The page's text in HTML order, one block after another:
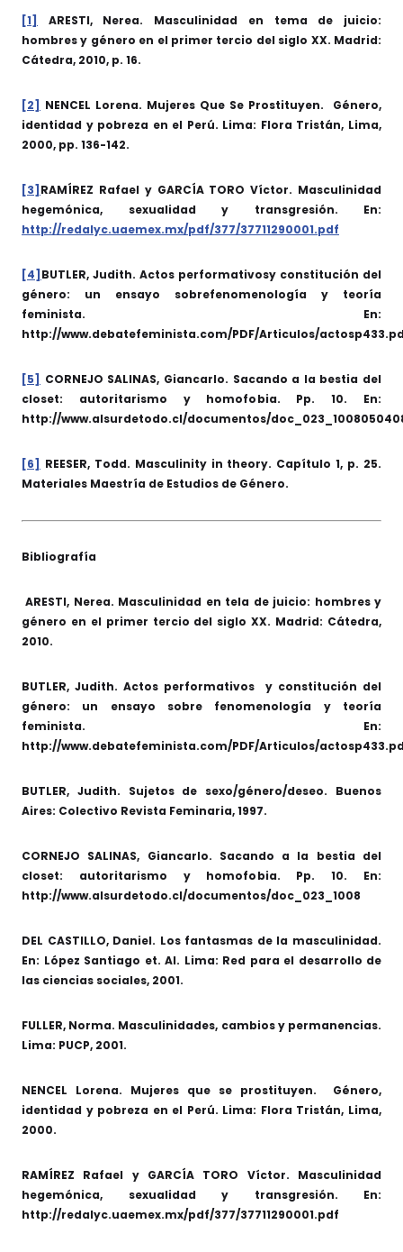
[1]
ARESTI, Nerea. Masculinidad en tema de juicio:
hombres y género en el primer tercio del siglo XX. Madrid:
Cátedra, 2010, p. 16.
[2] NENCEL Lorena. Mujeres Que Se Prostituyen. Género,
identidad y pobreza en el Perú. Lima: Flora Tristán, Lima,
2000, pp. 136-142.
[3] RAMÍREZ Rafael y GARCÍA TORO Víctor. Masculinidad
hegemónica, sexualidad y transgresión. En:
http://redalyc.uaemex.mx/pdf/377/37711290001.pdf
[4] BUTLER, Judith. Actos performativosy constitución del
género: un ensayo sobrefenomenología y teoría
feminista. En:
http://www.debatefeminista.com/PDF/Articulos/
[5] CORNEJO SALINAS, Giancarlo. Sacando a la bestia del
closet: autoritarismo y homofobia. Pp. 10. En:
http://www.alsurdetodo.cl/documentos/
[6] REESER, Todd. Masculinity in theory. Capítulo 1, p. 25.
Materiales Maestría de Estudios de Género.
Bibliografía
ARESTI, Nerea. Masculinidad en tela de juicio: hombres y
género en el primer tercio del siglo XX. Madrid: Cátedra,
2010.
BUTLER, Judith. Actos performativos y constitución del
género: un ensayo sobre fenomenología y teoría
feminista. En:
http://www.debatefeminista.com/PDF/Articulos/
BUTLER, Judith. Sujetos de sexo/género/deseo. Buenos
Aires: Colectivo Revista Feminaria, 1997.
CORNEJO SALINAS, Giancarlo. Sacando a la bestia del
closet: autoritarismo y homofobia. Pp. 10. En:
http://www.alsurdetodo.cl/documentos/doc_023_1008
DEL CASTILLO, Daniel. Los fantasmas de la masculinidad.
En: López Santiago et. Al. Lima: Red para el desarrollo de
las ciencias sociales, 2001.
FULLER, Norma. Masculinidades, cambios y permanencias.
Lima: PUCP, 2001.
NENCEL Lorena. Mujeres que se prostituyen. Género,
identidad y pobreza en el Perú. Lima: Flora Tristán, Lima,
2000.
RAMÍREZ Rafael y GARCÍA TORO Víctor. Masculinidad
hegemónica, sexualidad y transgresión. En:
http://redalyc.uaemex.mx/pdf/377/37711290001.pdf